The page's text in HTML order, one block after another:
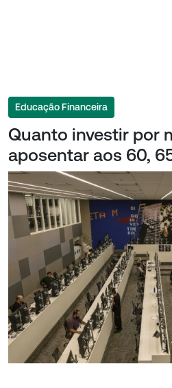
Educação Financeira
Quanto investir por
aposentar aos 60,